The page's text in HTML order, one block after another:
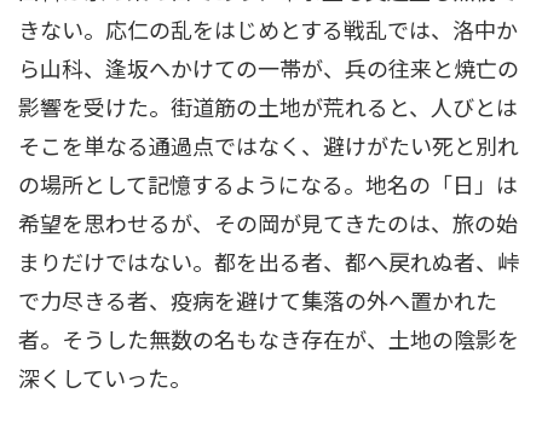
きない。応仁の乱をはじめとする戦乱では、洛中か
ら山科、逢坂へかけての一帯が、兵の往来と焼亡の
影響を受けた。街道筋の土地が荒れると、人びとは
そこを単なる通過点ではなく、避けがたい死と別れ
の場所として記憶するようになる。地名の「日」は
希望を思わせるが、その岡が見てきたのは、旅の始
まりだけではない。都を出る者、都へ戻れぬ者、峠
で力尽きる者、疫病を避けて集落の外へ置かれた
者。そうした無数の名もなき存在が、土地の陰影を
深くしていった。